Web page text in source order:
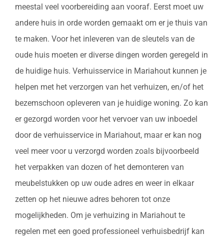
meestal veel voorbereiding aan vooraf. Eerst moet uw
andere huis in orde worden gemaakt om er je thuis van
te maken. Voor het inleveren van de sleutels van de
oude huis moeten er diverse dingen worden geregeld in
de huidige huis. Verhuisservice in Mariahout kunnen je
helpen met het verzorgen van het verhuizen, en/of het
bezemschoon opleveren van je huidige woning. Zo kan
er gezorgd worden voor het vervoer van uw inboedel
door de verhuisservice in Mariahout, maar er kan nog
veel meer voor u verzorgd worden zoals bijvoorbeeld
het verpakken van dozen of het demonteren van
meubelstukken op uw oude adres en weer in elkaar
zetten op het nieuwe adres behoren tot onze
mogelijkheden. Om je verhuizing in Mariahout te
regelen met een goed professioneel verhuisbedrijf kan